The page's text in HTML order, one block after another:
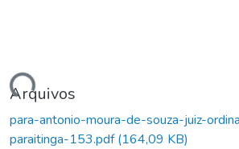
Arquivos
para-antonio-moura-de-souza-juiz-
paraitinga-153.pdf(164,09 KB)